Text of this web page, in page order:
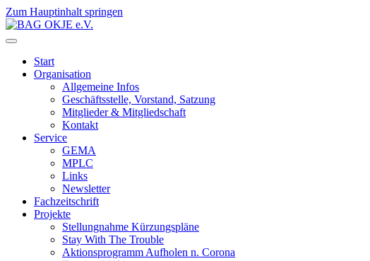
Zum Hauptinhalt springen
Start
Organisation
Allgemeine Infos
Geschäftsstelle, Vorstand, Satzung
Mitglieder & Mitgliedschaft
Kontakt
Service
GEMA
MPLC
Links
Newsletter
Fachzeitschrift
Projekte
Stellungnahme Kürzungspläne
Stay With The Trouble
Aktionsprogramm Aufholen n. Corona